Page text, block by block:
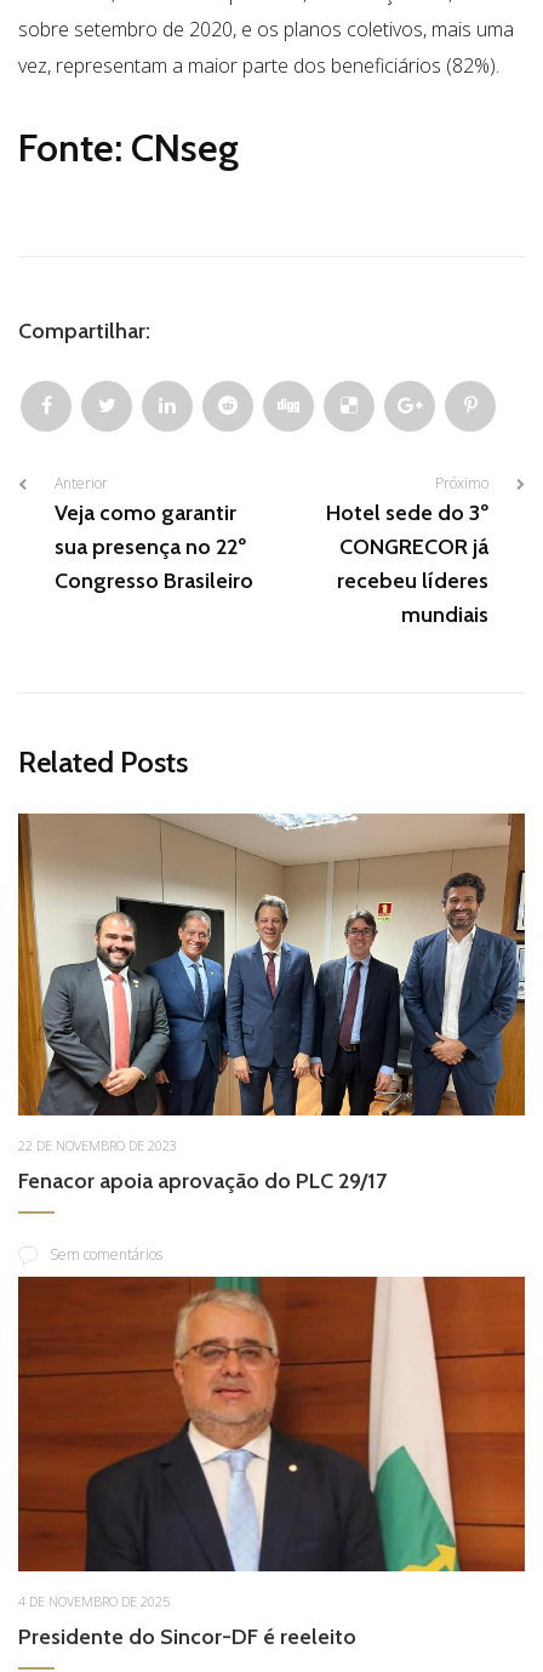
sobre setembro de 2020, e os planos coletivos, mais uma
vez, representam a maior parte dos beneficiários (82%).
Fonte: CNseg
Compartilhar:
Anterior
Veja como garantir
sua presença no 22º
Congresso Brasileiro
Próximo
Hotel sede do 3º
CONGRECOR já
recebeu líderes
mundiais
Related Posts
22 DE NOVEMBRO DE 2023
Fenacor apoia aprovação do PLC 29/17
Sem comentários
4 DE NOVEMBRO DE 2025
Presidente do Sincor-DF é reeleito